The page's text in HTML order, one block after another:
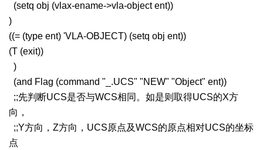
(setq obj (vlax-ename->vla-object ent))
)
((= (type ent) 'VLA-OBJECT) (setq obj ent))
(T (exit))
)
(and Flag (command "_.UCS" "NEW" "Object" ent))
;;先判断UCS是否与WCS相同。如是则取得UCS的X方
向，
;;Y方向，Z方向，UCS原点及WCS的原点相对UCS的坐标
点